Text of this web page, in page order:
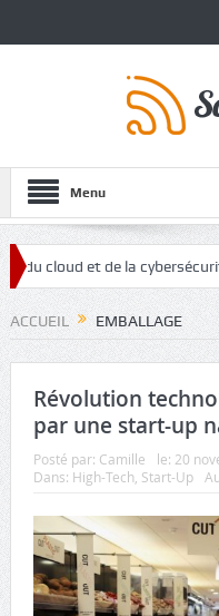
Menu
cloud et de la cybersécurité
ACCUEIL EMBALLAGE
Révolution
par une start-up
Posté par: Camille le: 20
Dans: High-Tech Start-Up